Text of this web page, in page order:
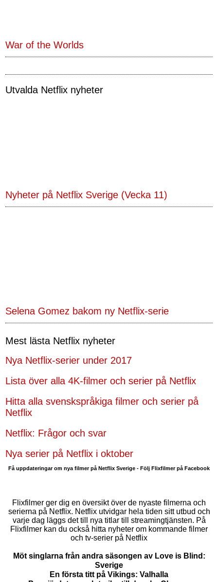
War of the Worlds
Utvalda Netflix nyheter
Nyheter på Netflix Sverige (Vecka 11)
Selena Gomez bakom ny Netflix-serie
Mest lästa Netflix nyheter
Nya Netflix-serier under 2017
Lista över alla 4K-filmer och serier på Netflix
Hitta alla svenskspråkiga filmer och serier på
Netflix
Netflix: Frågor och svar
Nya serier på Netflix i oktober
Få uppdateringar om nya filmer på Netflix Sverige - Följ Flixfilmer på Facebook
Flixfilmer ger dig en översikt över de nyaste filmerna och
serierna på Netflix. Netflix utvidgar hela tiden sitt utbud och
varje dag läggs det till nya titlar till streamingtjänsten. På
Flixfilmer kan du också hitta nyheter om kommande filmer
och tv-serier på Netflix
Möt singlarna från andra säsongen av Love is Blind:
Sverige
En första titt på Vikings: Valhalla